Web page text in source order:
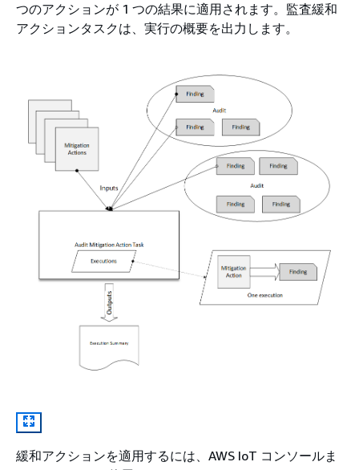
つのアクションが 1 つの結果に適用されます。監査緩和
アクションタスクは、実行の概要を出力します。
緩和アクションを適用するには、AWS IoT コンソールま